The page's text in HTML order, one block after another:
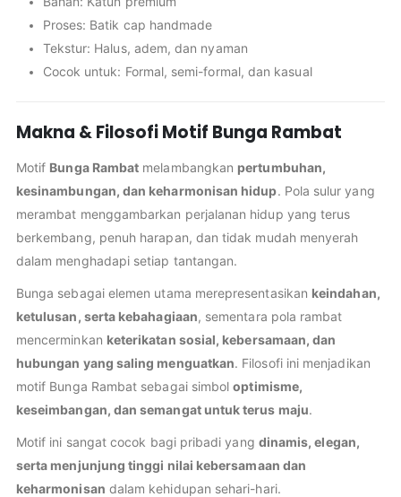
Proses: Batik cap handmade
Tekstur: Halus, adem, dan nyaman
Cocok untuk: Formal, semi-formal, dan kasual
Makna & Filosofi Motif Bunga Rambat
Motif Bunga Rambat melambangkan pertumbuhan,
kesinambungan, dan keharmonisan hidup. Pola sulur yang
merambat menggambarkan perjalanan hidup yang terus
berkembang, penuh harapan, dan tidak mudah menyerah
dalam menghadapi setiap tantangan.
Bunga sebagai elemen utama merepresentasikan keindahan,
ketulusan, serta kebahagiaan, sementara pola rambat
mencerminkan keterikatan sosial, kebersamaan, dan
hubungan yang saling menguatkan. Filosofi ini menjadikan
motif Bunga Rambat sebagai simboloptimisme,
keseimbangan, dan semangat untuk terus maju.
Motif ini sangat cocok bagi pribadi yang dinamis, elegan,
serta menjunjung tinggi nilai kebersamaan dan
keharmonisan dalam kehidupan sehari-hari.